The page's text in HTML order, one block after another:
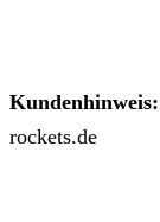
Kundenhinweis:
rockets.de